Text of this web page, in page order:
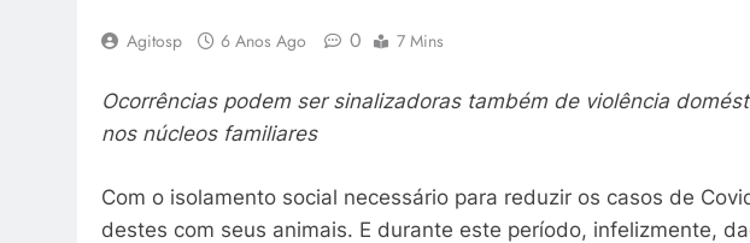
Agitosp 6 Anos Ago 0 7 Mins
Ocorrências podem ser sinalizadoras também de violência
nos núcleos familiares
Com o isolamento social necessário para reduzir os casos de
destes com seus animais. E durante este período, infelizmente,